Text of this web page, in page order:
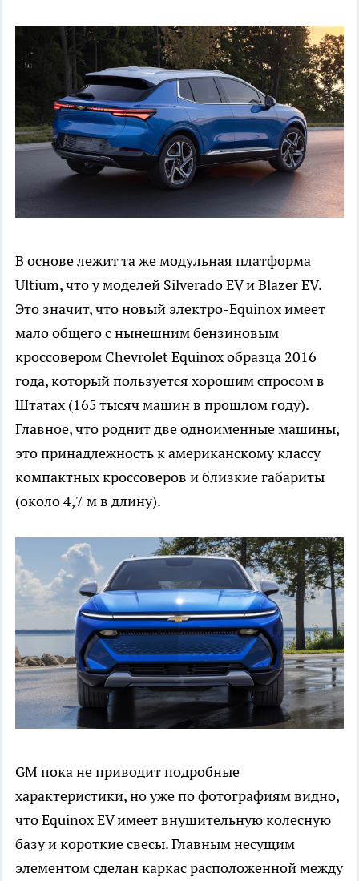
В основе лежит та же модульная платформа
Ultium, что у моделей Silverado EV и Blazer EV.
Это значит, что новый электро-Equinox имеет
мало общего с нынешним бензиновым
кроссовером Chevrolet Equinox образца 2016
года, который пользуется хорошим спросом в
Штатах (165 тысяч машин в прошлом году).
Главное, что роднит две одноименные машины,
это принадлежность к американскому классу
компактных кроссоверов и близкие габариты
(около 4,7 м в длину).
GM пока не приводит подробные
характеристики, но уже по фотографиям видно,
что Equinox EV имеет внушительную колесную
базу и короткие свесы. Главным несущим
элементом сделан каркас расположенной между